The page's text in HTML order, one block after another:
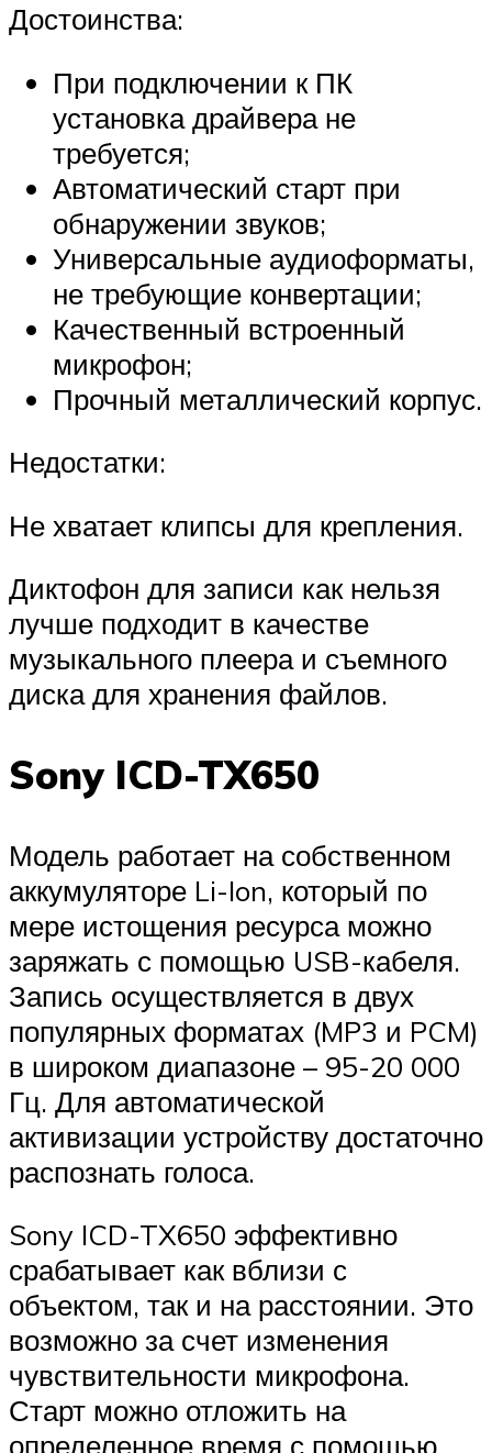
Достоинства:
При подключении к ПК
установка драйвера не
требуется;
Автоматический старт при
обнаружении звуков;
Универсальные аудиоформаты,
не требующие конвертации;
Качественный встроенный
микрофон;
Прочный металлический корпус.
Недостатки:
Не хватает клипсы для крепления.
Диктофон для записи как нельзя
лучше подходит в качестве
музыкального плеера и съемного
диска для хранения файлов.
Sony ICD-TX650
Модель работает на собственном
аккумуляторе Li-Ion, который по
мере истощения ресурса можно
заряжать с помощью USB-кабеля.
Запись осуществляется в двух
популярных форматах (MP3 и PCM)
в широком диапазоне – 95-20 000
Гц. Для автоматической
активизации устройству достаточно
распознать голоса.
Sony ICD-TX650 эффективно
срабатывает как вблизи с
объектом, так и на расстоянии. Это
возможно за счет изменения
чувствительности микрофона.
Старт можно отложить на
определенное время с помощью